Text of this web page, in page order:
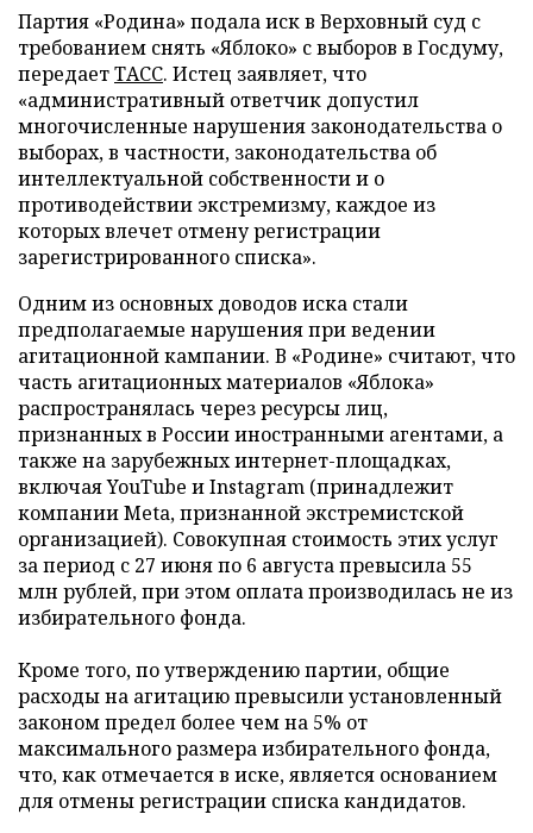
Партия «Родина» подала иск в Верховный суд с
требованием снять «Яблоко» с выборов в Госдуму,
передаетТАСС. Истец заявляет, что
«административный ответчик допустил
многочисленные нарушения законодательства о
выборах, в частности, законодательства об
интеллектуальной собственности и о
противодействии экстремизму, каждое из
которых влечет отмену регистрации
зарегистрированного списка».
Одним из основных доводов иска стали
предполагаемые нарушения при ведении
агитационной кампании. В «Родине» считают, что
часть агитационных материалов «Яблока»
распространялась через ресурсы лиц,
признанных в России иностранными агентами, а
также на зарубежных интернет-площадках,
включая YouTube и Instagram (принадлежит
компании Meta, признанной экстремистской
организацией). Совокупная стоимость этих услуг
за период с 27 июня по 6 августа превысила 55
млн рублей, при этом оплата производилась не из
избирательного фонда.
Кроме того, по утверждению партии, общие
расходы на агитацию превысили установленный
законом предел более чем на 5% от
максимального размера избирательного фонда,
что, как отмечается в иске, является основанием
для отмены регистрации списка кандидатов.